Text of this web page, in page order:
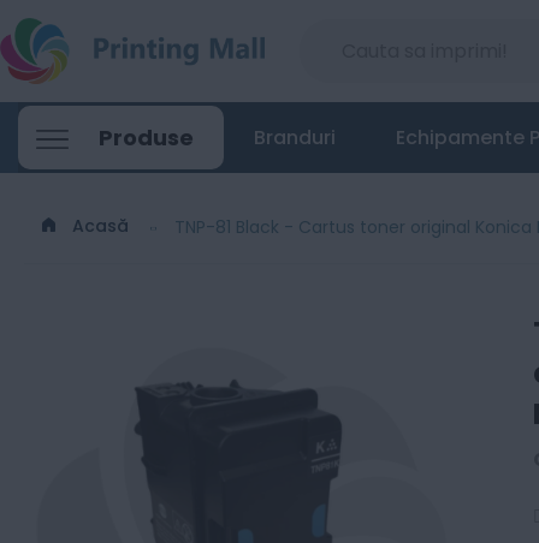
Produse Branduri Echipamente
Acasă TNP-81 Black - Cartus toner original
TNP-81 Black - Cartus toner original
183 Lei